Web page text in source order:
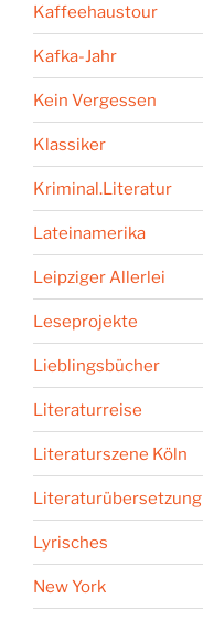
Kaffeehaustour
Kafka-Jahr
Kein Vergessen
Klassiker
Kriminal.Literatur
Lateinamerika
Leipziger Allerlei
Leseprojekte
Lieblingsbücher
Literaturreise
Literaturszene Köln
Literaturübersetzung
Lyrisches
New York